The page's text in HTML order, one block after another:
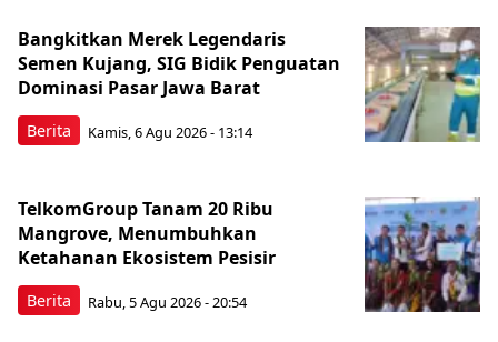
Berita
Bangkitkan Merek Legendaris
Semen Kujang, SIG Bidik Penguatan
Dominasi Pasar Jawa Barat
Kamis, 6 Agu 2026 - 13:14
Berita
TelkomGroup Tanam 20 Ribu
Mangrove, Menumbuhkan
Ketahanan Ekosistem Pesisir
Rabu, 5 Agu 2026 - 20:54